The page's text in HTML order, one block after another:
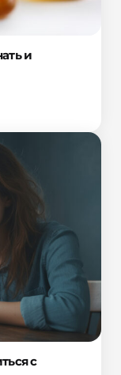
и
с